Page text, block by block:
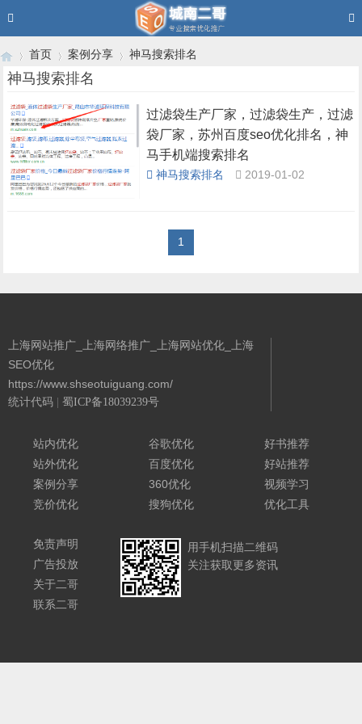
›
首页
›
案例分享
›
神马搜索排名
神马搜索排名
过滤袋生产厂家，过滤袋生产，过滤
袋厂家，苏州百度seo优化排名，神
马手机端搜索排名
神马搜索排名 2019-01-02
1
上海网站推广_上海网络推广_上海网站优化_上海
SEO优化
https://www.shseotuiguang.com/
统计代码 蜀ICP备18039239号
站内优化
站外优化
案例分享
竞价优化
谷歌优化
百度优化
360优化
搜狗优化
好书推荐
好站推荐
视频学习
优化工具
免责声明
广告投放
关于二哥
联系二哥
用手机扫描二维码
关注获取更多资讯